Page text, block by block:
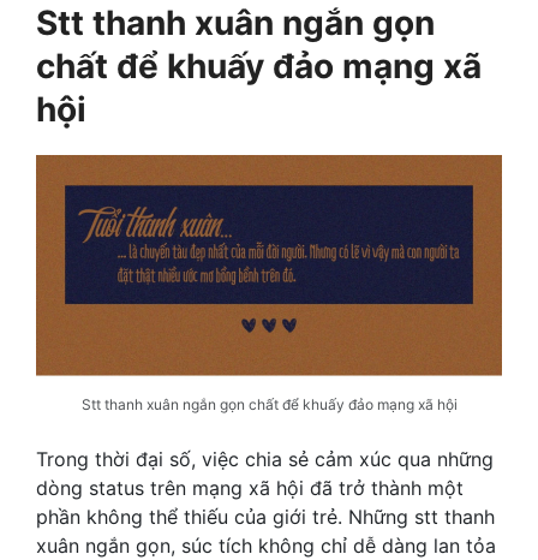
Stt thanh xuân ngắn gọn
chất để khuấy đảo mạng xã
hội
Stt thanh xuân ngắn gọn chất để khuấy đảo mạng xã hội
Trong thời đại số, việc chia sẻ cảm xúc qua những
dòng status trên mạng xã hội đã trở thành một
phần không thể thiếu của giới trẻ. Những stt thanh
xuân ngắn gọn, súc tích không chỉ dễ dàng lan tỏa